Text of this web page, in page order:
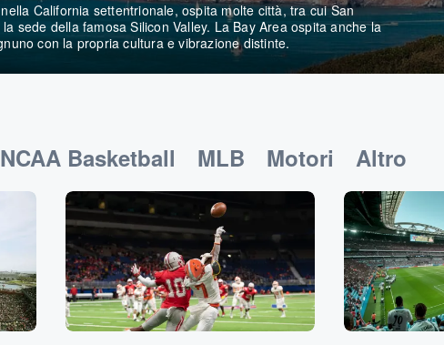
California settentrionale, ospita molte città, tra cui San
sede della famosa Silicon Valley. La Bay Area ospita anche la
con la propria cultura e vibrazione distinte.
NCAA Basketball MLB Motori Altro